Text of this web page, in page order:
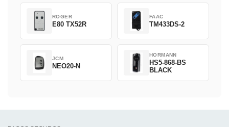
ROGER
E80 TX52R
FAAC
TM433DS-2
JCM
NEO20-N
HORMANN
HS5-868-BS
BLACK